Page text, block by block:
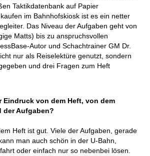
Taktikdatenbank auf Papier
im Bahnhofskiosk ist es ein netter
Das Niveau der Aufgaben geht von
Matts) bis zu anspruchsvollen
Autor und Schachtrainer GM Dr.
nur als Reiselektüre genutzt, sondern
und drei Fragen zum Heft
Eindruck von dem Heft, von dem
der Aufgaben?
Heft ist gut. Viele der Aufgaben, gerade
man auch schön in der U-Bahn,
oder einfach nur so nebenbei lösen.